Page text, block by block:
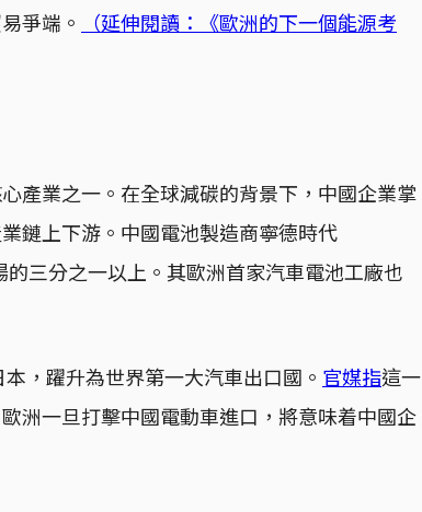
爭端。
（延伸閱讀：《歐洲的下一個能源考
產業之一。在全球減碳的背景下，中國企業掌
鏈上下游。中國電池製造商寧德時代
的三分之一以上。其歐洲首家汽車電池工廠也
，躍升為世界第一大汽車出口國。 官媒指這一
洲一旦打擊中國電動車進口，將意味着中國企